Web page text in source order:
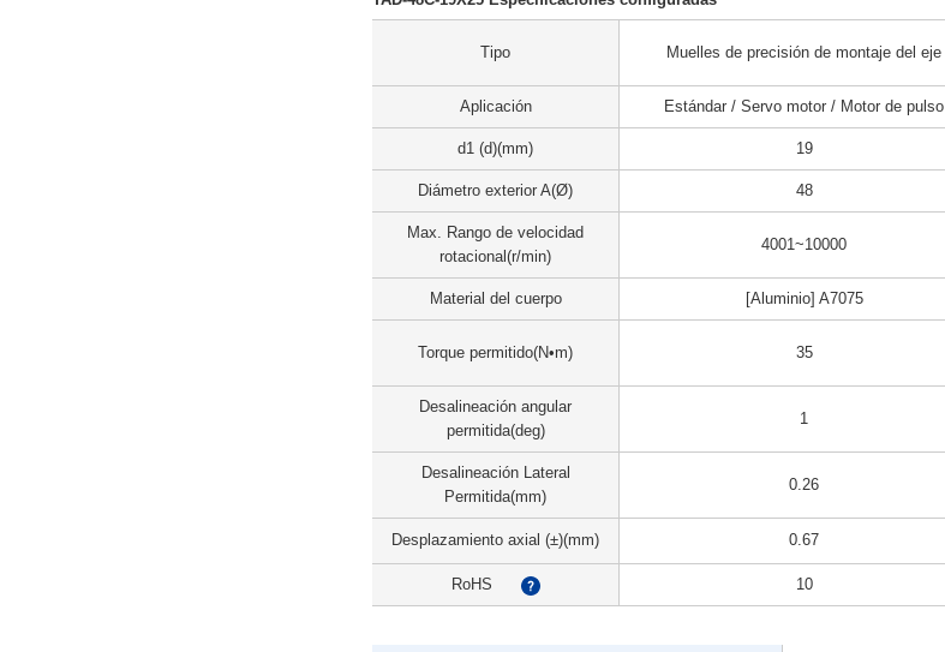
Tipo Muelles de precisión de montaje del eje
Aplicación Estándar / Servo motor / Motor de pulso
d1 (d)(mm) 19
Diámetro exterior A(Ø) 48
Max. Rango de velocidad
rotacional(r/min)
4001~10000
Material del cuerpo [Aluminio] A7075
Torque permitido(N•m) 35
Desalineación angular
permitida(deg)
1
Desalineación Lateral
Permitida(mm)
0.26
Desplazamiento axial (±)(mm) 0.67
RoHS ? 10